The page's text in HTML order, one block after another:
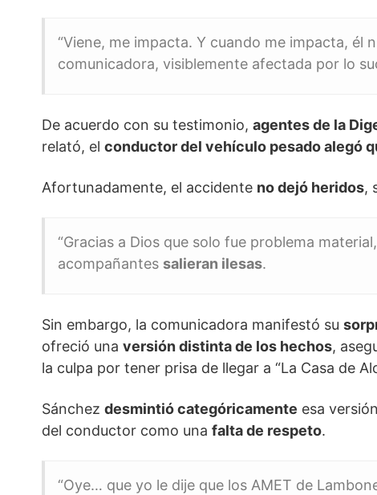
“Viene, me impacta. Y cuando me impacta, él
comunicadora, visiblemente afectada por lo
De acuerdo con su testimonio, agentes de la
relató, el conductor del vehículo pesado alegó
Afortunadamente, el accidente no dejó heridos,
“Gracias a Dios que solo fue problema
acompañantes salieran ilesas.
Sin embargo, la comunicadora manifestó su
ofreció una versión distinta de los hechos,
la culpa por tener prisa de llegar a “La Casa de
Sánchez desmintió categóricamente esa
del conductor como una falta de respeto.
“Oye… que yo le dije que los AMET de